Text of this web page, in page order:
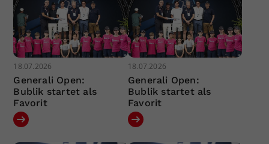
18.07.2026
Generali Open:
Bublik startet als
Favorit
18.07.2026
Generali Open:
Bublik startet als
Favorit